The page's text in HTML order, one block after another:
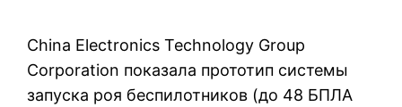
China Electronics Technology Group
Corporation показала прототип системы
запуска роя беспилотников (до 48 БПЛА